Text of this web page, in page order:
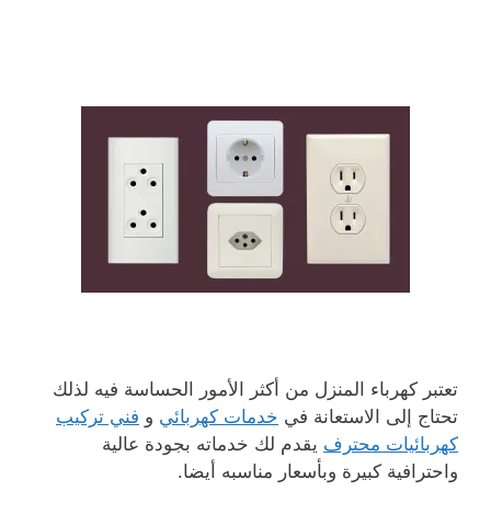
تعتبر كهرباء المنزل من أكثر الأمور الحساسة فيه لذلك
تحتاج إلى الاستعانة في خدمات كهربائي و فني تركيب
كهربائيات محترف يقدم لك خدماته بجودة عالية
واحترافية كبيرة وبأسعار مناسبه أيضا.